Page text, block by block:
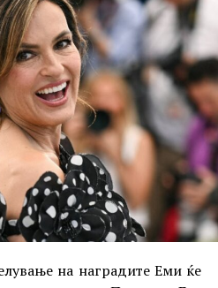
на наградите Еми ќе